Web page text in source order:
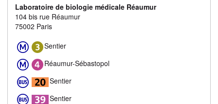
Laboratoire de biologie médicale Réaumur
104 bis rue Réaumur
75002 Paris
Sentier
Réaumur-Sébastopol
Sentier
Sentier